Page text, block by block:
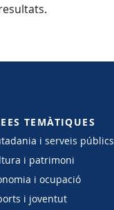
TEMÀTIQUES
i serveis públics
i patrimoni
i ocupació
i joventut